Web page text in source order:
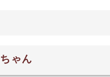
ゃん